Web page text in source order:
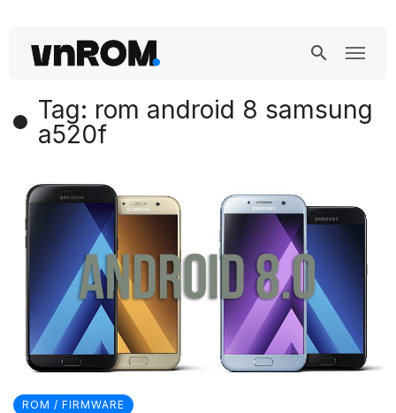
Tag: rom android 8 samsung
a520f
ROM / FIRMWARE